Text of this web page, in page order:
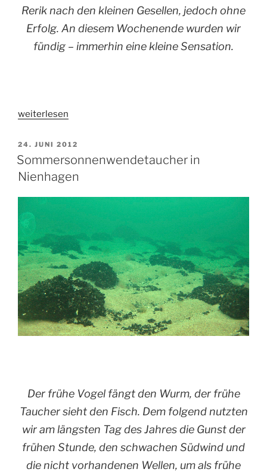
Rerik nach den kleinen Gesellen, jedoch ohne
Erfolg. An diesem Wochenende wurden wir
fündig – immerhin eine kleine Sensation.
„Kleine
im
Großen
Steinfeld“
weiterlesen
VERÖFFENTLICHT
AM
24. JUNI 2012
Sommersonnenwendetaucher in
Nienhagen
Der frühe Vogel fängt den Wurm, der frühe
Taucher sieht den Fisch. Dem folgend nutzten
wir am längsten Tag des Jahres die Gunst der
frühen Stunde, den schwachen Südwind und
die nicht vorhandenen Wellen, um als frühe